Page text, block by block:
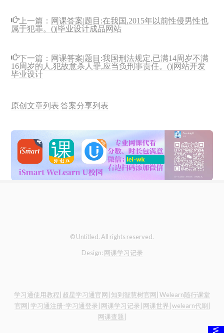
上一篇： 网课答案|题目:在我国,2015年以前性侵男性也
属于犯罪。()|毕业设计成品网站
下一篇： 网课答案|题目:我国刑法规定,已满14周岁不满
16周岁的人,犯故意杀人罪,应当负刑事责任。()|网站开发
毕业设计
原创文章列表 答案分享列表
© Untitled. All rights reserved.
Design: 网课学习记录
学习通使用教程| 超星学习通官网| 知到智慧树官网| Welearn随行课堂
官网| 学习通注册-学习通登录| 网课学习记录| 网课世界| welearn代刷|
网课查题|